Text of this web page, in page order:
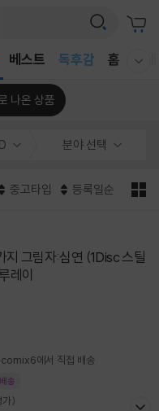
베스트
독후감
홈 국
나온 상품
분야 선택
중고타입 등록일순
레이
에서 직접 배송
송
가)